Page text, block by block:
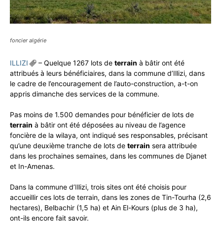
foncier algérie
ILLIZI – Quelque 1267 lots de terrain à bâtir ont été
attribués à leurs bénéficiaires, dans la commune d’Illizi, dans
le cadre de l’encouragement de l’auto-construction, a-t-on
appris dimanche des services de la commune.
Pas moins de 1.500 demandes pour bénéficier de lots de
terrain à bâtir ont été déposées au niveau de l’agence
foncière de la wilaya, ont indiqué ses responsables, précisant
qu’une deuxième tranche de lots de terrain sera attribuée
dans les prochaines semaines, dans les communes de Djanet
et In-Amenas.
Dans la commune d’Illizi, trois sites ont été choisis pour
accueillir ces lots de terrain, dans les zones de Tin-Tourha (2,6
hectares), Belbachir (1,5 ha) et Ain El-Kours (plus de 3 ha),
ont-ils encore fait savoir.